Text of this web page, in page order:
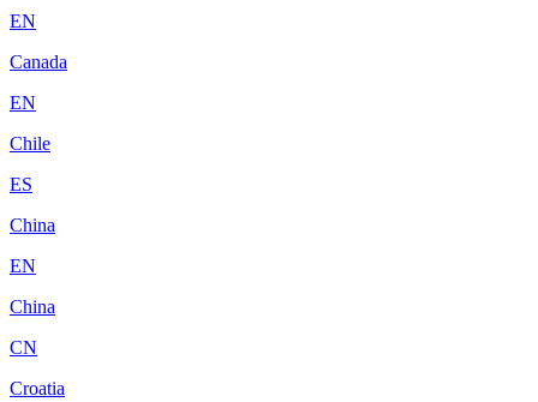
EN
Canada
EN
Chile
ES
China
EN
China
CN
Croatia